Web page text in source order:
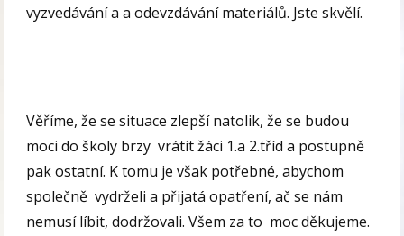
vyzvedávání a a odevzdávání materiálů. Jste skvělí.
Věříme, že se situace zlepší natolik, že se budou
moci do školy brzy vrátit žáci 1.a 2.tříd a postupně
pak ostatní. K tomu je však potřebné, abychom
společně vydrželi a přijatá opatření, ač se nám
nemusí líbit, dodržovali. Všem za to moc děkujeme.